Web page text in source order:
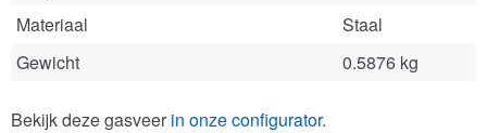
Materiaal
Staal
Gewicht
0.5876 kg
Bekijk deze gasveer in onze configurator.